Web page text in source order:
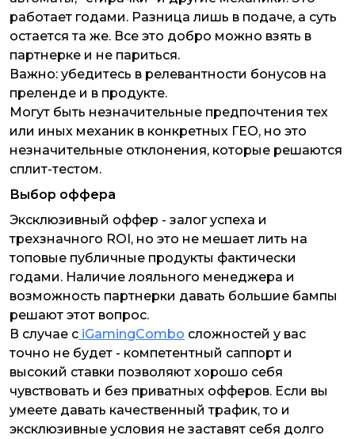
работает годами. Разница лишь в подаче, а суть
остается та же. Все это добро можно взять в
партнерке и не париться.
Важно: убедитесь в релевантности бонусов на
преленде и в продукте.
Могут быть незначительные предпочтения тех
или иных механик в конкретных ГЕО, но это
незначительные отклонения, которые решаются
сплит-тестом.
Выбор оффера
Эксклюзивный оффер - залог успеха и
трехзначного ROI, но это не мешает лить на
топовые публичные продукты фактически
годами. Наличие лояльного менеджера и
возможность партнерки давать большие бампы
решают этот вопрос.
В случае с iGamingCombo сложностей у вас
точно не будет - компетентный саппорт и
высокий ставки позволяют хорошо себя
чувствовать и без приватных офферов. Если вы
умеете давать качественный трафик, то и
эксклюзивные условия не заставят себя долго